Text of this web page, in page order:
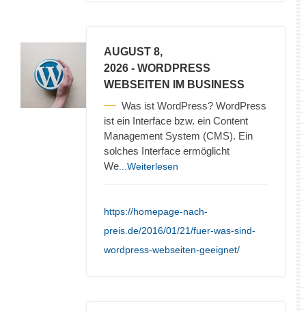
AUGUST 8,
2026 - WORDPRESS
WEBSEITEN IM BUSINESS
Was ist WordPress? WordPress
ist ein Interface bzw. ein Content
Management System (CMS). Ein
solches Interface ermöglicht
We ...Weiterlesen
https://homepage-nach-
preis.de/2016/01/21/fuer-was-sind-
wordpress-webseiten-geeignet/